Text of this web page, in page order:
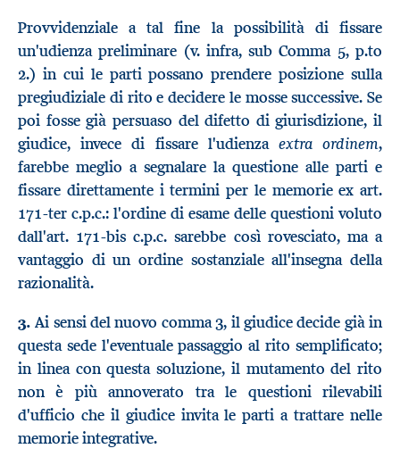
Provvidenziale a tal fine la possibilità di fissare
un'udienza preliminare (v. infra, sub Comma 5, p.to
2.) in cui le parti possano prendere posizione sulla
pregiudiziale di rito e decidere le mosse successive. Se
poi fosse già persuaso del difetto di giurisdizione, il
giudice, invece di fissare l'udienza extra ordinem,
farebbe meglio a segnalare la questione alle parti e
fissare direttamente i termini per le memorie ex art.
171-ter c.p.c.: l'ordine di esame delle questioni voluto
dall'art. 171-bis c.p.c. sarebbe così rovesciato, ma a
vantaggio di un ordine sostanziale all'insegna della
razionalità.
3.Ai sensi del nuovo comma 3, il giudice decide già in
questa sede l'eventuale passaggio al rito semplificato;
in linea con questa soluzione, il mutamento del rito
non è più annoverato tra le questioni rilevabili
d'ufficio che il giudice invita le parti a trattare nelle
memorie integrative.